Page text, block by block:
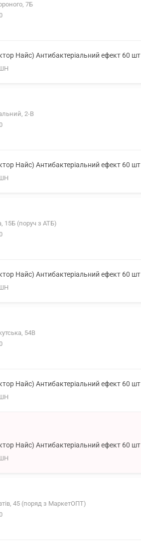
7Б
Найс) Антибактеріальний ефект 60 шт
2-В
Найс) Антибактеріальний ефект 60 шт
15Б (поруч з АТБ)
Найс) Антибактеріальний ефект 60 шт
54В
Найс) Антибактеріальний ефект 60 шт
Найс) Антибактеріальний ефект 60 шт
45 (поряд з МаркетОПТ)